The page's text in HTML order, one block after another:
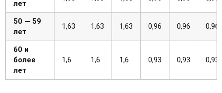
лет
50 — 59
лет
1,63 1,63 1,63 0,96 0,96 0,96
60 и
более
лет
1,6 1,6 1,6 0,93 0,93 0,93